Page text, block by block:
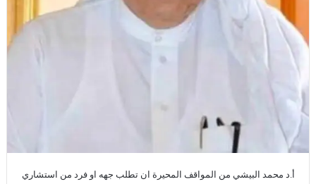
أ.د محمد البيشي من المواقف المحيرة ان تطلب جهه او فرد من استشاري